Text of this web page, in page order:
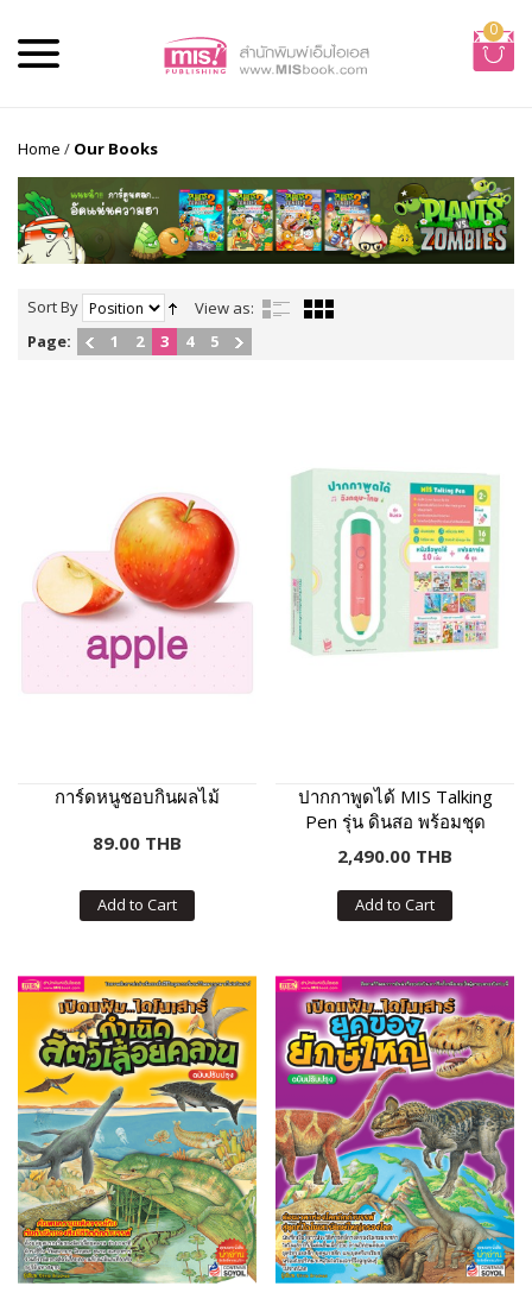
0
Home / Our Books
Sort By
View as:
Page:
1 2 3 4 5
การ์ดหนูชอบกินผลไม้
89.00 THB
Add to Cart
ปากกาพูดได้ MIS Talking
Pen รุ่น ดินสอ พร้อมชุด
หนังสือเสริมภาษา พัฒนา IQ
2,490.00 THB
Add to Cart